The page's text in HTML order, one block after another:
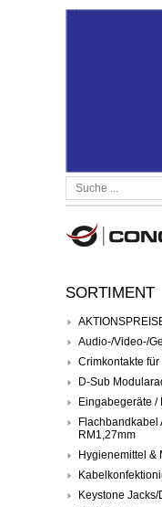
SORTIMENT
Audio-/Video-/
Crimkontakte für
D-Sub
Eingabegeräte /
Flachbandkabel
RM1,27mm
Hygienemittel &
Keystone